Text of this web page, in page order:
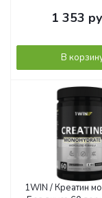
1 353
В
1WIN / Креатин